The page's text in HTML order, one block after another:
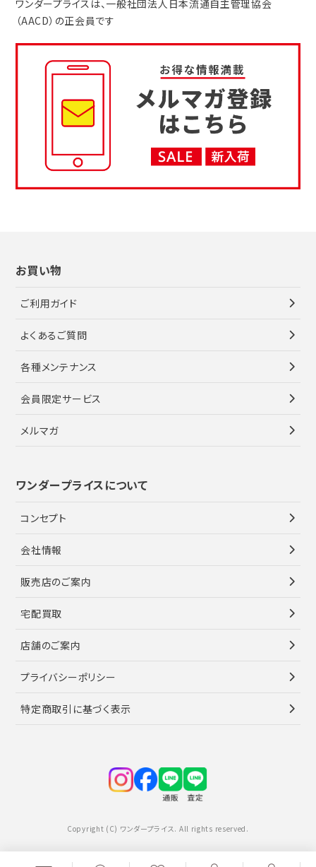
ワンダープライスは、一般社団法人 日本流通自主管理協会
（AACD） の正会員です
お買い物
ご利用ガイド
よくあるご質問
各種メンテナンス
会員限定サービス
メルマガ
ワンダープライスについて
コンセプト
会社情報
販売店のご案内
宅配買取
店舗のご案内
プライバシーポリシー
特定商取引に基づく表示
Copyright (C) ワンダープライス. All rights reserved.